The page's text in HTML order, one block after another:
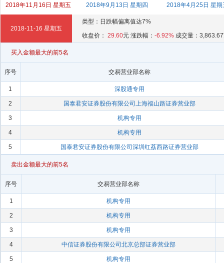
2018年11月16日 星期五
2018年9月13日 星期四 2018年4月25日 星期
2018-11-16 星期五
类型：日跌幅偏离值达7%
收盘价： 29.60元 涨跌幅： -6.92% 成交量：
买入金额最大的前5名
序号 交易营业部名称
1 深股通专用
2 国泰君安证券股份有限公司上海福山路证券营业部
3 机构专用
4 机构专用
5 国泰君安证券股份有限公司深圳红荔西路证券营业部
卖出金额最大的前5名
序号 交易营业部名称
1 机构专用
2 机构专用
3 机构专用
4 中信证券股份有限公司北京总部证券营业部
5 机构专用